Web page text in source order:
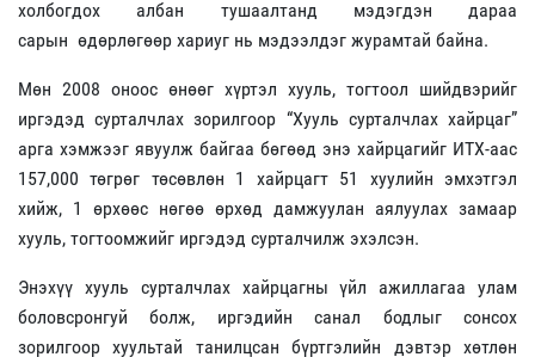
холбогдох албан тушаалтанд мэдэгдэн дараа
сарын өдөрлөгөөр хариуг нь мэдээлдэг журамтай байна.
Мөн 2008 оноос өнөөг хүртэл хууль, тогтоол шийдвэрийг
иргэдэд сурталчлах зорилгоор “Хууль сурталчлах хайрцаг”
арга хэмжээг явуулж байгаа бөгөөд энэ хайрцагийг ИТХ-аас
157,000 төгрөг төсөвлөн 1 хайрцагт 51 хуулийн эмхэтгэл
хийж, 1 өрхөөс нөгөө өрхөд дамжуулан аялуулах замаар
хууль, тогтоомжийг иргэдэд сурталчилж эхэлсэн.
Энэхүү хууль сурталчлах хайрцагны үйл ажиллагаа улам
боловсронгуй болж, иргэдийн санал бодлыг сонсох
зорилгоор хуультай танилцсан бүртгэлийн дэвтэр хөтлөн